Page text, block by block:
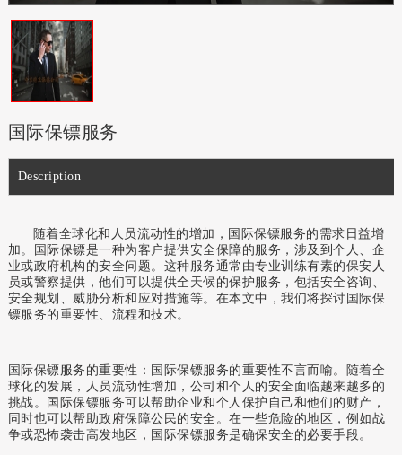
国际保镖服务
Description
随着全球化和人员流动性的增加，国际保镖服务的需求日益增
加。国际保镖是一种为客户提供安全保障的服务，涉及到个人、企
业或政府机构的安全问题。这种服务通常由专业训练有素的保安人
员或警察提供，他们可以提供全天候的保护服务，包括安全咨询、
安全规划、威胁分析和应对措施等。在本文中，我们将探讨国际保
镖服务的重要性、流程和技术。
国际保镖服务的重要性 ： 国际保镖服务的重要性不言而喻。随着全
球化的发展，人员流动性增加，公司和个人的安全面临越来越多的
挑战。国际保镖服务可以帮助企业和个人保护自己和他们的财产，
同时也可以帮助政府保障公民的安全。在一些危险的地区，例如战
争或恐怖袭击高发地区，国际保镖服务是确保安全的必要手段。